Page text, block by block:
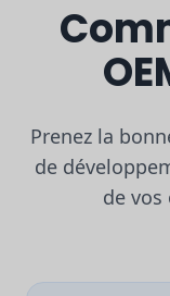
Prenez la
de
de